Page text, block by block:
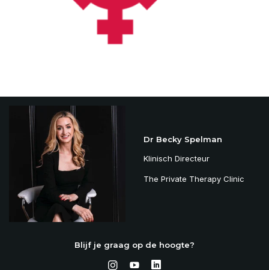
Dr Becky Spelman
Klinisch Directeur
The Private Therapy Clinic
Blijf je graag op de hoogte?